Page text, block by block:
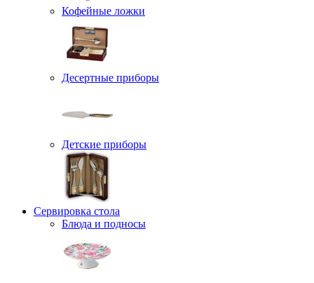
Кофейные ложки
Десертные приборы
Детские приборы
Сервировка стола
Блюда и подносы